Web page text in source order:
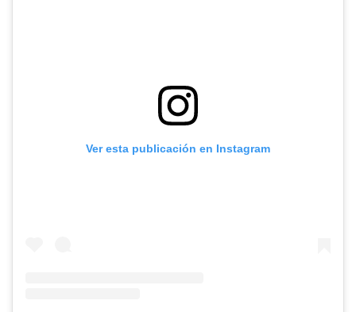
Ver esta publicación en Instagram